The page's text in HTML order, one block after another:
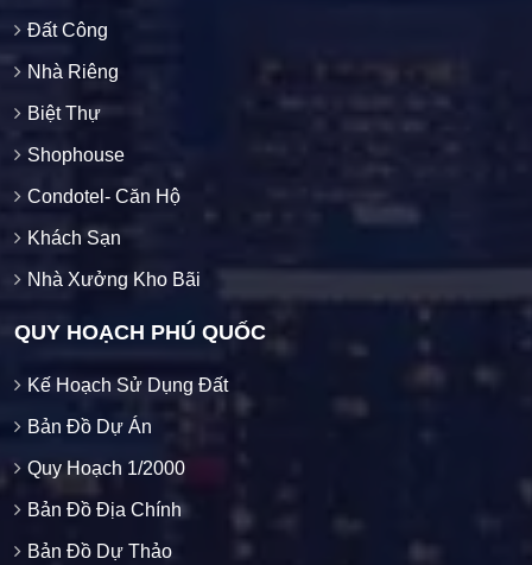
Đất Công
Nhà Riêng
Biệt Thự
Shophouse
Condotel- Căn Hộ
Khách Sạn
Nhà Xưởng Kho Bãi
QUY HOẠCH PHÚ QUỐC
Kế Hoạch Sử Dụng Đất
Bản Đồ Dự Án
Quy Hoạch 1/2000
Bản Đồ Địa Chính
Bản Đồ Dự Thảo